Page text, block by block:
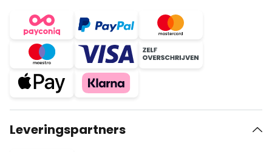
Leveringspartners